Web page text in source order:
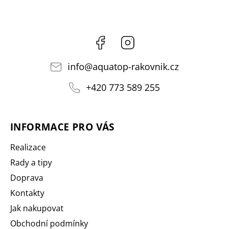
Facebook
info@aquatop-rakovnik.cz
+420 773 589 255
INFORMACE PRO VÁS
Realizace
Rady a tipy
Doprava
Kontakty
Jak nakupovat
Obchodní podmínky